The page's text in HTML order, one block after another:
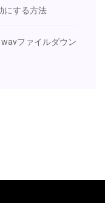
にする方法
ファイルダウン